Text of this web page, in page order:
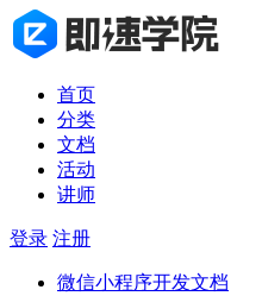
首页
分类
文档
活动
讲师
登录 注册
微信小程序开发文档